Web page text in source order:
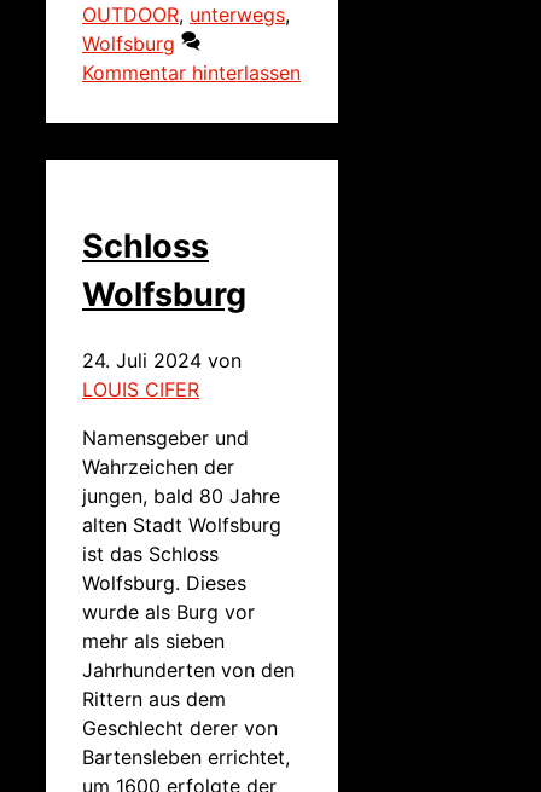
OUTDOOR, unterwegs,
Wolfsburg
Kommentar hinterlassen
Schloss
Wolfsburg
24. Juli 2024 von
LOUIS CIFER
Namensgeber und
Wahrzeichen der
jungen, bald 80 Jahre
alten Stadt Wolfsburg
ist das Schloss
Wolfsburg. Dieses
wurde als Burg vor
mehr als sieben
Jahrhunderten von den
Rittern aus dem
Geschlecht derer von
Bartensleben errichtet,
um 1600 erfolgte der